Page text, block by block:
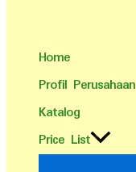
Home
Profil Perusahaan
Katalog
Price List